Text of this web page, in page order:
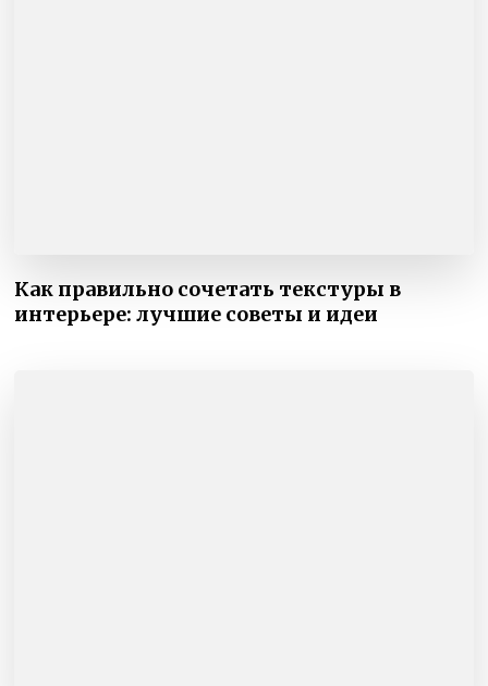
Как правильно сочетать текстуры в
интерьере: лучшие советы и идеи